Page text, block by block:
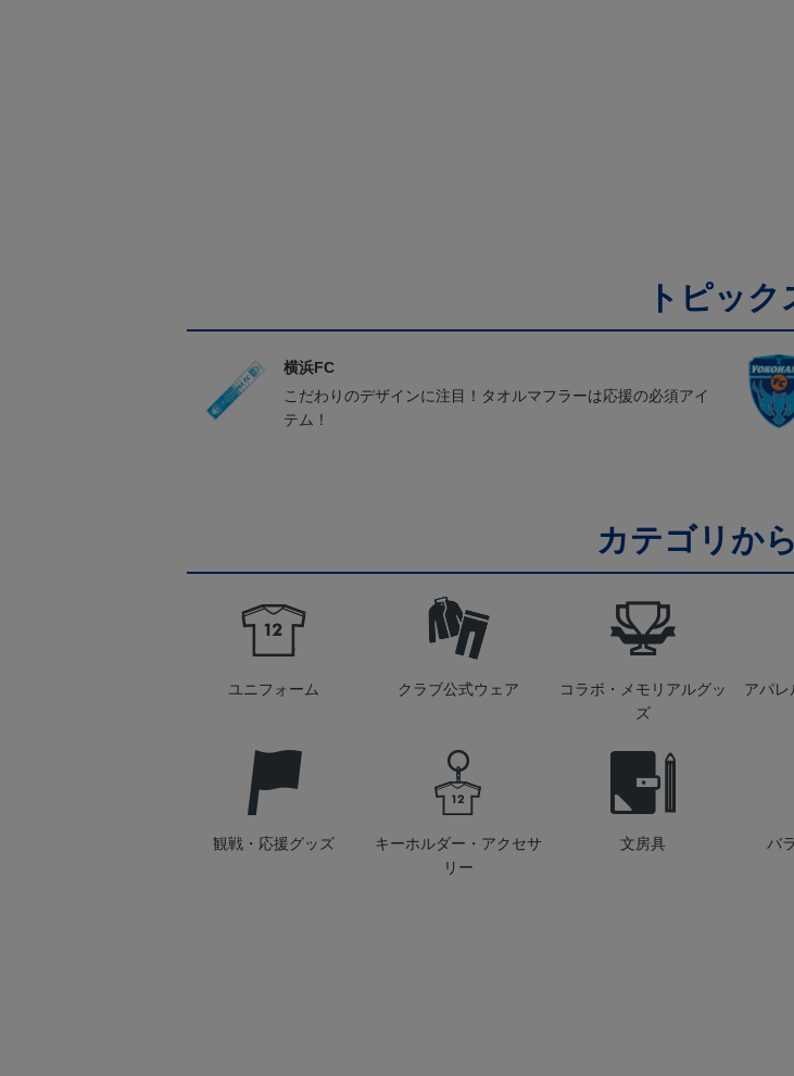
トピック
横浜FC
こだわりのデザインに注目！タオルマフラーは応援の必須アイ
テム！
カテゴリか
ユニフォーム クラブ公式ウェア
コラボ・メモリアルグッ
ズ
アパレ
観戦・応援グッズ
キーホルダー・アクセサ
リー
文房具 バ